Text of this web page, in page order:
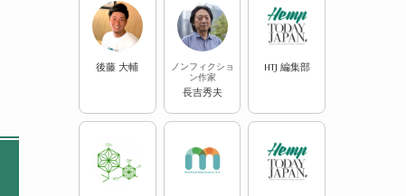
後藤 大輔
ノンフィクショ
ン作家
長吉秀夫
HTJ 編集部